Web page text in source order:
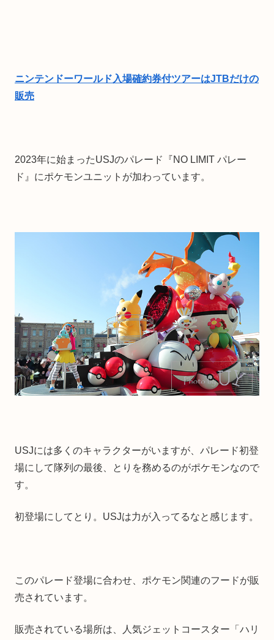
ニンテンドーワールド入場確約券付ツアーはJTBだけの
販売
2023年に始まったUSJのパレード『NO LIMIT パレー
ド』にポケモンユニットが加わっています。
USJには多くのキャラクターがいますが、パレード初登
場にして隊列の最後、とりを務めるのがポケモンなので
す。
初登場にしてとり。USJは力が入ってるなと感じます。
このパレード登場に合わせ、ポケモン関連のフードが販
売されています。
販売されている場所は、人気ジェットコースター「ハリ